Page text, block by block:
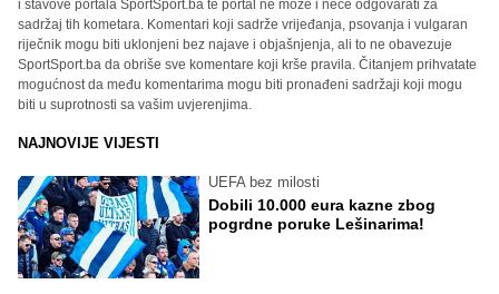
i stavove portala SportSport.ba te portal ne može i neće odgovarati za
sadržaj tih kometara. Komentari koji sadrže vrijeđanja, psovanja i vulgaran
riječnik mogu biti uklonjeni bez najave i objašnjenja, ali to ne obavezuje
SportSport.ba da obriše sve komentare koji krše pravila. Čitanjem prihvatate
mogućnost da među komentarima mogu biti pronađeni sadržaji koji mogu
biti u suprotnosti sa vašim uvjerenjima.
NAJNOVIJE VIJESTI
UEFA bez milosti
Dobili 10.000 eura kazne zbog
pogrdne poruke Lešinarima!